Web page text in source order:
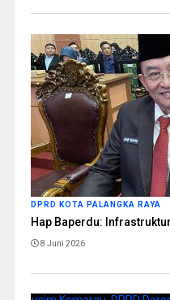
DPRD KOTA PALANGKA RAYA
Hap Baperdu:
8 Juni 2026